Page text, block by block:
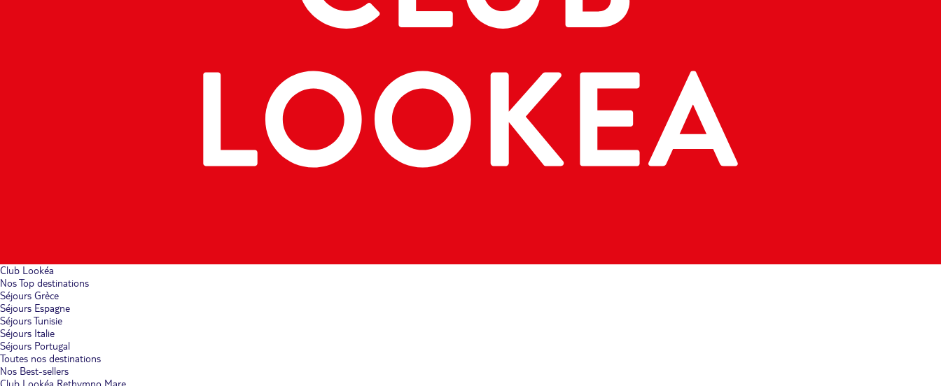
Club Lookéa
Nos Top destinations
Séjours Grèce
Séjours Espagne
Séjours Tunisie
Séjours Italie
Séjours Portugal
Toutes nos destinations
Nos Best-sellers